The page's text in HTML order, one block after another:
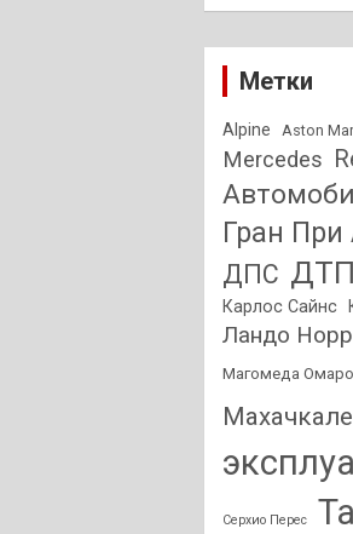
Метки
Alpine Aston
Mercedes
Гран При
ДПС ДТП
Карлос Сайнс
Ландо
Магомеда
Махачкале
Серхио Перес